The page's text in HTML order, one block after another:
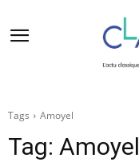
Tags Amoyel
Tag: Amoyel